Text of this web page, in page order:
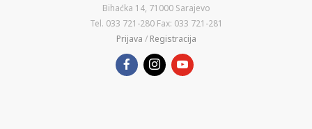
Bihaćka 14, 71000 Sarajevo
Tel. 033 721-280 Fax: 033 721-281
Prijava / Registracija